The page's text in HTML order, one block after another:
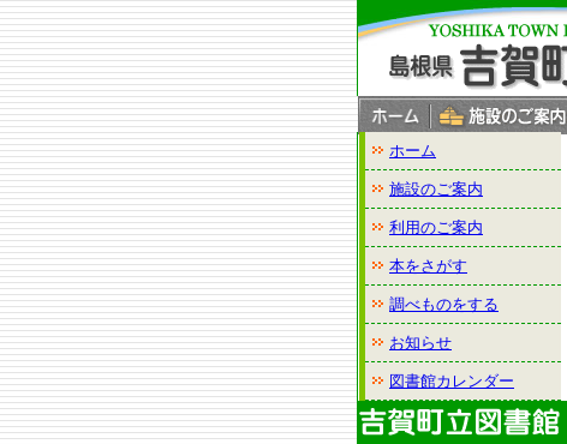
このページの本文へ
ホーム
施設のご案内
利用のご案内
本をさがす
調べものをする
お知らせ
図書館カレンダー